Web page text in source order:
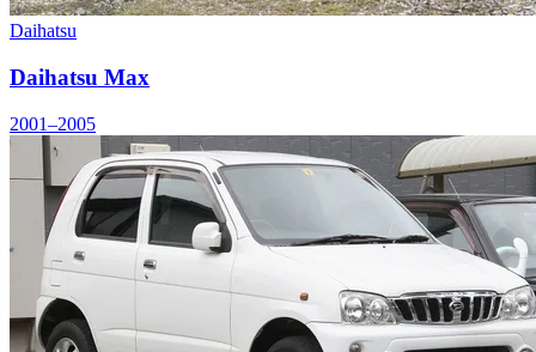
Daihatsu
Daihatsu Max
2001–2005